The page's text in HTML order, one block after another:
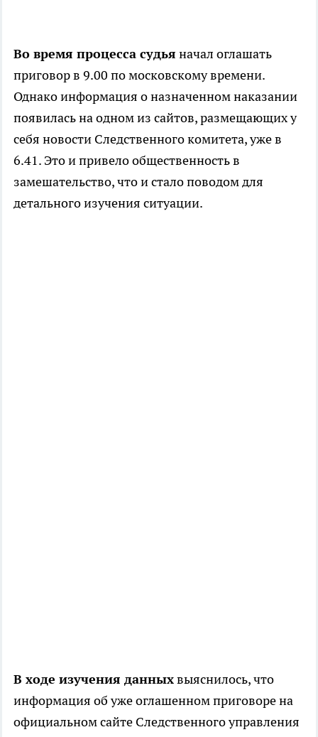
Во время процесса судья начал оглашать
приговор в 9.00 по московскому времени.
Однако информация о назначенном наказании
появилась на одном из сайтов, размещающих у
себя новости Следственного комитета, уже в
6.41. Это и привело общественность в
замешательство, что и стало поводом для
детального изучения ситуации.
В ходе изучения данныхвыяснилось, что
информация об уже оглашенном приговоре на
официальном сайте Следственного управления